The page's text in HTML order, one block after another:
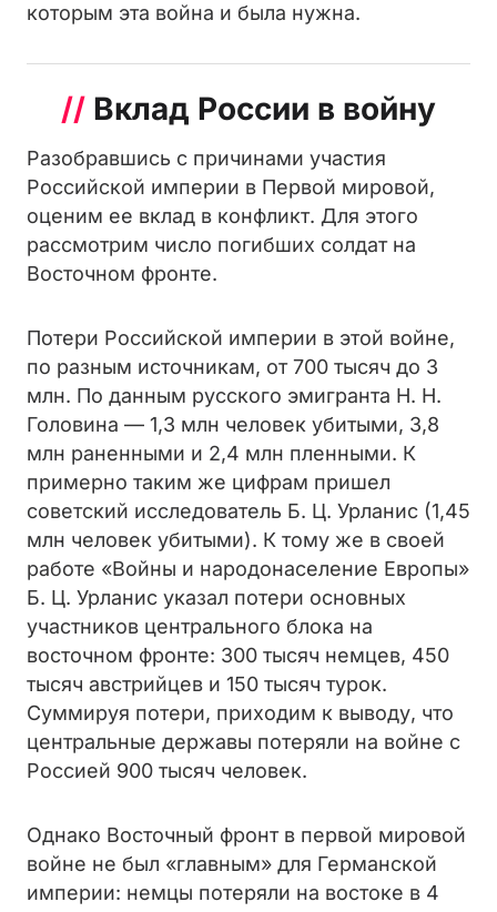
которым эта война и была нужна.
// Вклад России в войну
Разобравшись с причинами участия
Российской империи в Первой мировой,
оценим ее вклад в конфликт. Для этого
рассмотрим число погибших солдат на
Восточном фронте.
Потери Российской империи в этой войне,
по разным источникам, от 700 тысяч до 3
млн. По данным русского эмигранта Н. Н.
Головина — 1,3 млн человек убитыми, 3,8
млн раненными и 2,4 млн пленными. К
примерно таким же цифрам пришел
советский исследователь Б. Ц. Урланис (1,45
млн человек убитыми). К тому же в своей
работе «Войны и народонаселение Европы»
Б. Ц. Урланис указал потери основных
участников центрального блока на
восточном фронте: 300 тысяч немцев, 450
тысяч австрийцев и 150 тысяч турок.
Суммируя потери, приходим к выводу, что
центральные державы потеряли на войне с
Россией 900 тысяч человек.
Однако Восточный фронт в первой мировой
войне не был «главным» для Германской
империи: немцы потеряли на востоке в 4